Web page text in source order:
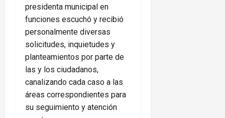
presidenta municipal en
funciones escuchó y recibió
personalmente diversas
solicitudes, inquietudes y
planteamientos por parte de
las y los ciudadanos,
canalizando cada caso a las
áreas correspondientes para
su seguimiento y atención